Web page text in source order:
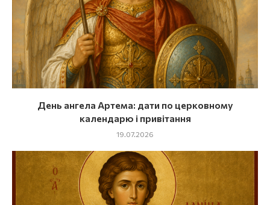
День ангела Артема: дати по церковному
календарю і привітання
19.07.2026